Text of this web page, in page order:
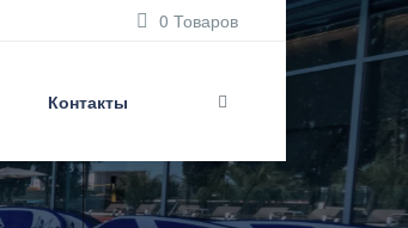
0 Товаров
Контакты